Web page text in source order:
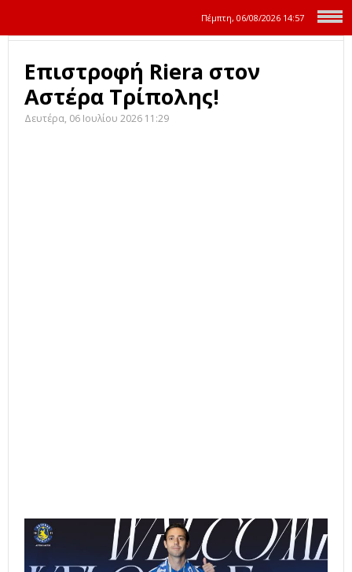
Πέμπτη, 06/08/2026 14:57
Επιστροφή Riera στον
Αστέρα Τρίπολης!
Δευτέρα, 06 Ιουλίου 2026 11:29